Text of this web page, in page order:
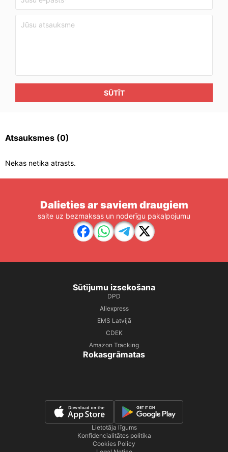
SŪTĪT
Atsauksmes (0)
Nekas netika atrasts.
Dalieties ar saviem draugiem
saite uz bezmaksas un noderīgu pakalpojumu
Sūtījumu izsekošana
DPD
Aliexpress
EMS Latvijā
CDEK
Amazon Tracking
Rokasgrāmatas
Lietotāja līgums
Konfidencialitātes politika
Cookies Policy